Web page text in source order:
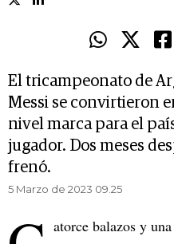
El tricampeonato de
Messi se convirtieron
nivel marca para el
jugador. Dos meses
frenó.
5 Marzo de 2023 09.25
atorce balazos y